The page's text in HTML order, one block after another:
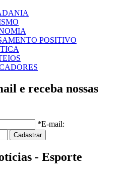
POSITIVO
e receba nossas
*E-mail:
- Esporte